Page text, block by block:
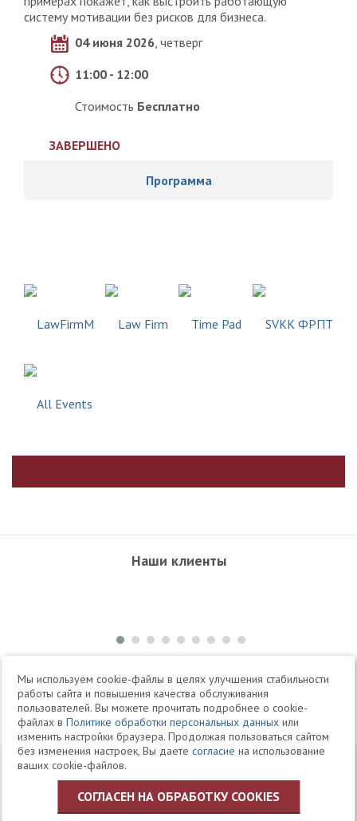
систему мотивации без рисков для бизнеса.
04 июня 2026, четверг
11:00 - 12:00
Стоимость Бесплатно
ЗАВЕРШЕНО
Программа
Наши клиенты
+7 495 504-34-61
Telegram Max
© 1994-2026 Юридическая Фирма «Клифф»
Юридические услуги, аудит, офшоры
Политика ЗАО «Юридическая фирма «КЛИФФ» в отношении
обработки персональных данных пользователей
Мы используем cookie-файлы в целях улучшения стабильности
работы сайта и повышения качества обслуживания
пользователей. Вы можете прочитать подробнее о cookie-
файлах вПолитике обработки персональных данных или
изменить настройки браузера. Продолжая пользоваться сайтом
без изменения настроек, Вы даетесогласие на использование
ваших cookie-файлов.
СОГЛАСЕН НА ОБРАБОТКУ COOKIES